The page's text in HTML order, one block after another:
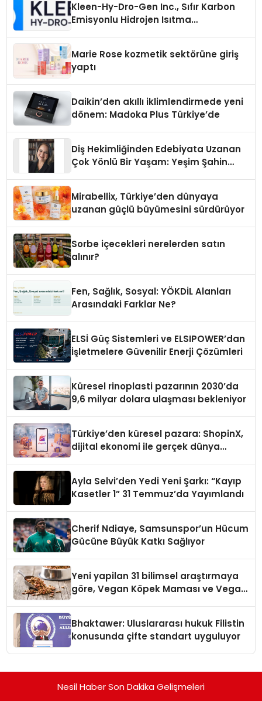
Kleen-Hy-Dro-Gen Inc., Sıfır Karbon
Emisyonlu Hidrojen Isıtma
Marie Rose kozmetik sektörüne giriş
yaptı
Daikin’den akıllı iklimlendirmede yeni
dönem: Madoka Plus Türkiye’de
Diş Hekimliğinden Edebiyata Uzanan
Çok Yönlü Bir Yaşam: Yeşim Şahin
Mirabellix, Türkiye’den dünyaya
uzanan güçlü büyümesini sürdürüyor
Sorbe içecekleri nerelerden satın
alınır?
Fen, Sağlık, Sosyal: YÖKDİL Alanları
Arasındaki Farklar Ne?
ELSİ Güç Sistemleri ve ELSIPOWER’dan
İşletmelere Güvenilir Enerji Çözümleri
Küresel rinoplasti pazarının 2030’da
9,6 milyar dolara ulaşması bekleniyor
Türkiye’den küresel pazara: ShopinX,
dijital ekonomi ile gerçek dünya
Ayla Selvi’den Yedi Yeni Şarkı: “Kayıp
Kasetler 1” 31 Temmuz’da Yayımlandı
Cherif Ndiaye, Samsunspor’un Hücum
Gücüne Büyük Katkı Sağlıyor
Yeni yapilan 31 bilimsel araştırmaya
göre, Vegan Köpek Maması ve Vegan
Bhaktawer: Uluslararası hukuk Filistin
konusunda çifte standart uyguluyor
Nesil Haber Son Dakika Gelişmeleri